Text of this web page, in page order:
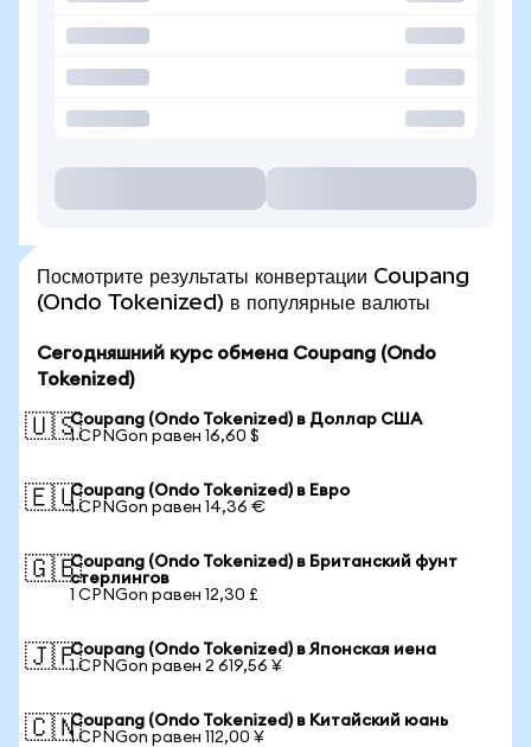
Посмотрите результаты конвертации Coupang
(Ondo Tokenized) в популярные валюты
Сегодняшний курс обмена Coupang (Ondo
Tokenized)
🇺🇸Coupang (Ondo Tokenized) в Доллар США
1 CPNGon равен 16,60 $
🇪🇺Coupang (Ondo Tokenized) в Евро
1 CPNGon равен 14,36 €
🇬🇧Coupang (Ondo Tokenized) в Британский фунт
стерлингов
1 CPNGon равен 12,30 £
🇯🇵Coupang (Ondo Tokenized) в Японская иена
1 CPNGon равен 2 619,56 ¥
🇨🇳Coupang (Ondo Tokenized) в Китайский юань
1 CPNGon равен 112,00 ¥